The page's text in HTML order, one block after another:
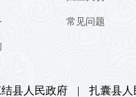
常见问题
县人民政府 | 扎囊县人